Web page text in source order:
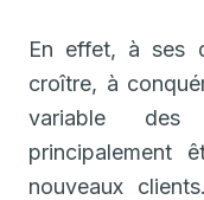
En effet, à ses
croître, à
variable des
principalement
nouveaux